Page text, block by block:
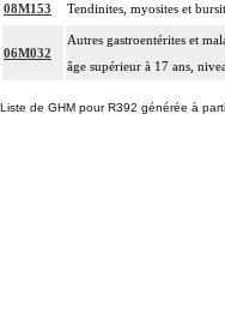
08M153 Tendinites, myosites et
06M032
Autres gastroentérites et
âge supérieur à 17 ans,
Liste de GHM pour R392 générée à